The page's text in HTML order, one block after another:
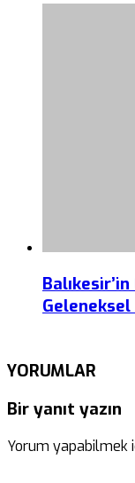
Geleneksel
YORUMLAR
Bir yanıt yazın
Yorum yapabilmek